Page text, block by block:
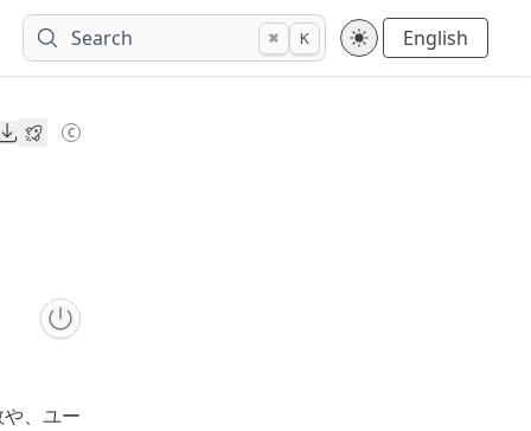
Search ⌘ K English
Downloads
COpen in Google Colab
、ユー